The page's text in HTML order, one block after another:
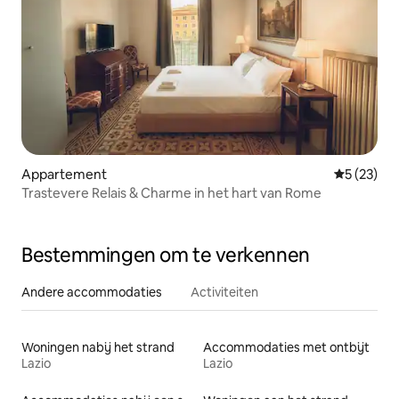
Appartement
5 (23)
Trastevere Relais & Charme in het hart van Rome
Bestemmingen om te verkennen
Andere accommodaties Activiteiten
Woningen nabij het strand
Lazio
Accommodaties met ontbijt
Lazio